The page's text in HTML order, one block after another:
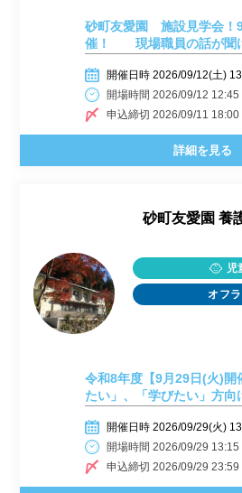
砂町友愛園 施設見学会！
催！ 現場職員の話が聞
開催日時 2026/09/12(土)
開場時間 2026/09/12 12:45
申込締切 2026/09/11 18:00
詳細を見る
砂町友愛園 養
児
オフ
令和8年度【9月29日(火)開
たい」、「学びたい」方
開催日時 2026/09/29(火)
開場時間 2026/09/29 13:15
申込締切 2026/09/29 23:59